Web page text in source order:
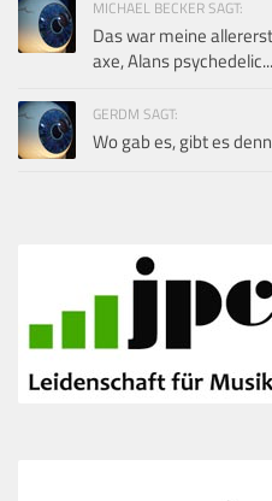
MICHAEL BECKER SAGT:
Das war meine
axe, Alans psychedelic...
GERDM SAGT:
Wo gab es, gibt es